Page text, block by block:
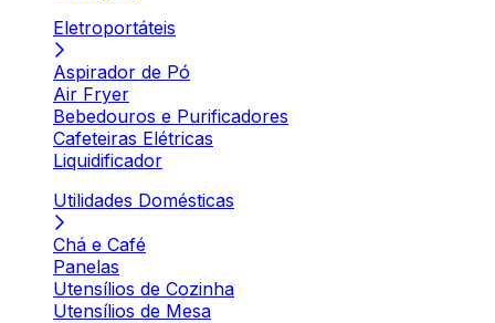
Eletroportáteis
Aspirador de Pó
Air Fryer
Bebedouros e Purificadores
Cafeteiras Elétricas
Liquidificador
Utilidades Domésticas
Chá e Café
Panelas
Utensílios de Cozinha
Utensílios de Mesa